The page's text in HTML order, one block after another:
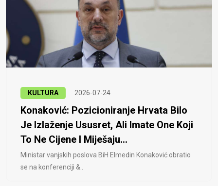
KULTURA 2026-07-24
Konaković: Pozicioniranje Hrvata Bilo
Je Izlaženje Ususret, Ali Imate One Koji
To Ne Cijene I Miješaju...
Ministar vanjskih poslova BiH Elmedin Konaković obratio
se na konferenciji &..